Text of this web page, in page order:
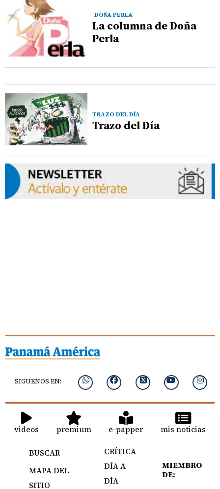
DOÑA PERLA
La columna de Doña
Perla
TRAZO DEL DÍA
Trazo del Día
SIGUENOS EN:
videos premium e-papper mis noticias
BUSCAR
MAPA DEL
SITIO
CRÍTICA
DÍA A
DÍA
MIEMBRO
DE: